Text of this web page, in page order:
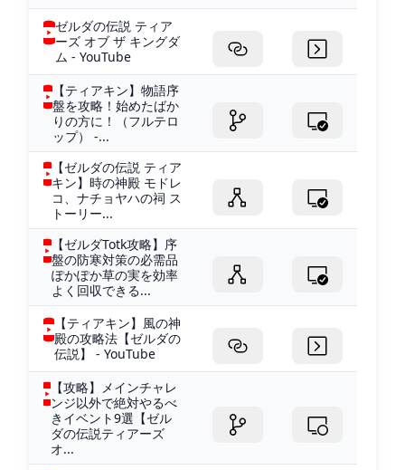
ゼルダの伝説 ティア
ーズ オブ ザ キングダ
ム - YouTube
【ティアキン】物語序
盤を攻略！始めたばか
りの方に！（フルテロ
ップ） -...
【ゼルダの伝説 ティア
キン】時の神殿 モドレ
コ、ナチョヤハの祠 ス
トーリー...
【ゼルダTotk攻略】序
盤の防寒対策の必需品
ぽかぽか草の実を効率
よく回収できる...
【ティアキン】風の神
殿の攻略法【ゼルダの
伝説】 - YouTube
【攻略】メインチャレ
ンジ以外で絶対やるべ
きイベント9選【ゼル
ダの伝説ティアーズ
オ...